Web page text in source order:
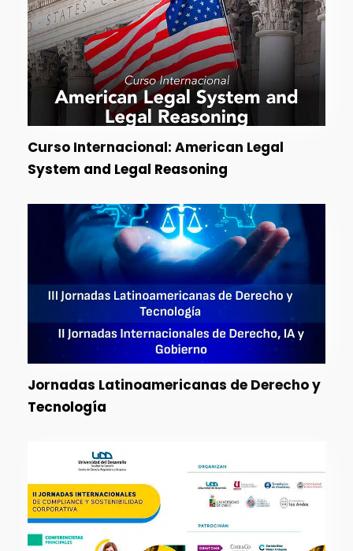
Curso Internacional: American Legal
System and Legal Reasoning
Jornadas Latinoamericanas de Derecho y
Tecnología